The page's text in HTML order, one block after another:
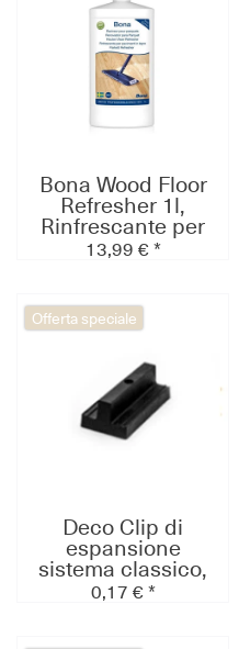
Bona Wood Floor
Refresher 1l,
Rinfrescante per
parquet verniciato
13,99 € *
Offerta speciale
Deco Clip di
espansione
sistema classico,
PE nero
0,17 € *